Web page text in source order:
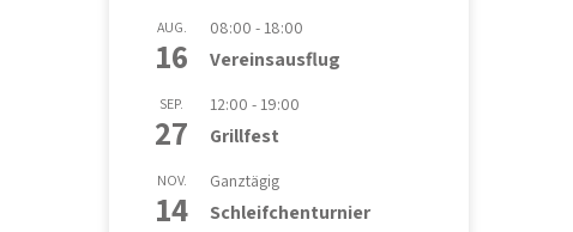
AUG.
16
08:00 - 18:00
Vereinsausflug
SEP.
27
12:00 - 19:00
Grillfest
NOV.
14
Ganztägig
Schleifchenturnier